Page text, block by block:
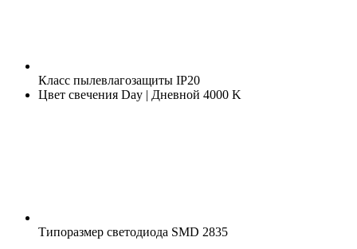
Класс пылевлагозащиты IP20
Цвет свечения Day | Дневной 4000 K
Типоразмер светодиода SMD 2835